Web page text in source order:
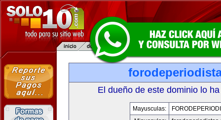
El dueño de este dominio lo
Mayusculas: